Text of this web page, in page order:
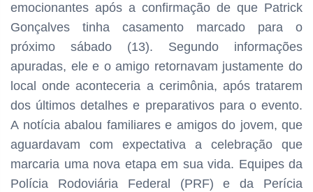
emocionantes após a confirmação de que Patrick
Gonçalves tinha casamento marcado para o
próximo sábado (13). Segundo informações
apuradas, ele e o amigo retornavam justamente do
local onde aconteceria a cerimônia, após tratarem
dos últimos detalhes e preparativos para o evento.
A notícia abalou familiares e amigos do jovem, que
aguardavam com expectativa a celebração que
marcaria uma nova etapa em sua vida. Equipes da
Polícia Rodoviária Federal (PRF) e da Perícia